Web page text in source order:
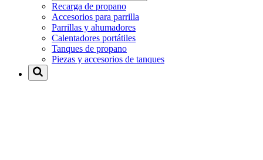
Recarga de propano
Accesorios para parrilla
Parrillas y ahumadores
Calentadores portátiles
Tanques de propano
Piezas y accesorios de tanques